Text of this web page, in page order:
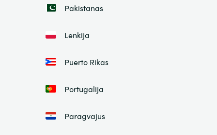
Pakistanas
Lenkija
Puerto Rikas
Portugalija
Paragvajus